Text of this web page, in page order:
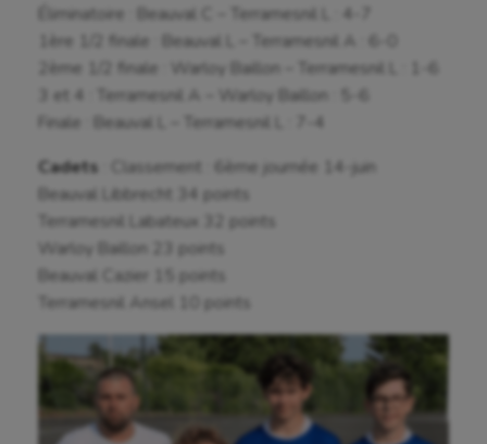
Éliminatoire : Beauval C – Terramesnil L : 4-7
1ère 1/2 finale : Beauval L – Terramesnil A : 6-0
2ème 1/2 finale : Warloy Baillon – Terramesnil L : 1-6
3 et 4 : Terramesnil A – Warloy Baillon : 5-6
Finale : Beauval L – Terramesnil L : 7-4
Cadets : Classement : 6ème journée 14-juin
Beauval Libbrecht 34 points
Terramesnil Labateux 32 points
Warloy Baillon 23 points
Beauval Cazier 15 points
Terramesnil Ansel 10 points